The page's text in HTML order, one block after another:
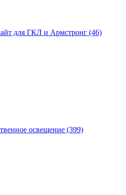
для ГКЛ и Армстронг (46)
освещение (399)